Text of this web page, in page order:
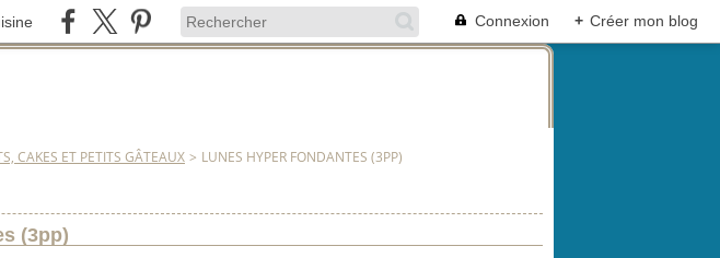
Connexion + Créer mon blog
CAKES ET PETITS GÂTEAUX > LUNES HYPER FONDANTES (3PP)
(3pp)